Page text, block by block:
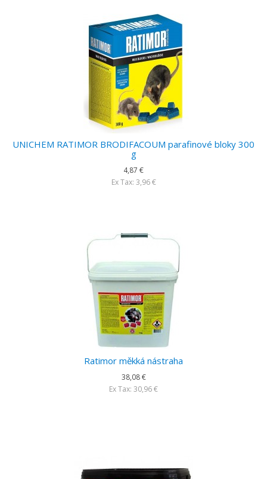
UNICHEM RATIMOR BRODIFACOUM parafinové bloky 300
g
4,87 €
Ex Tax: 3,96 €
Ratimor měkká nástraha
38,08 €
Ex Tax: 30,96 €